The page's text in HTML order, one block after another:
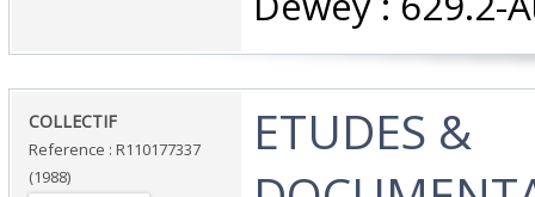
‎COLLECTIF‎
Reference : R110177337
(1988)
‎ETUDES &